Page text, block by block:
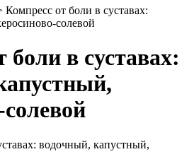
Компресс от боли в суставах:
солевой
боли в суставах: